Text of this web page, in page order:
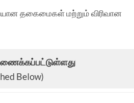
தகைமைகள் மற்றும் விரிவான
Below)